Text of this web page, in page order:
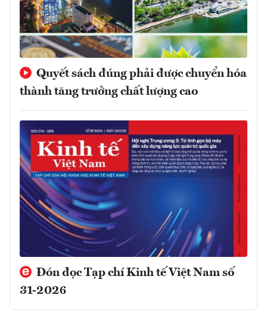
Quyết sách đúng phải được chuyển hóa
thành tăng trưởng chất lượng cao
Đón đọc Tạp chí Kinh tế Việt Nam số
31-2026